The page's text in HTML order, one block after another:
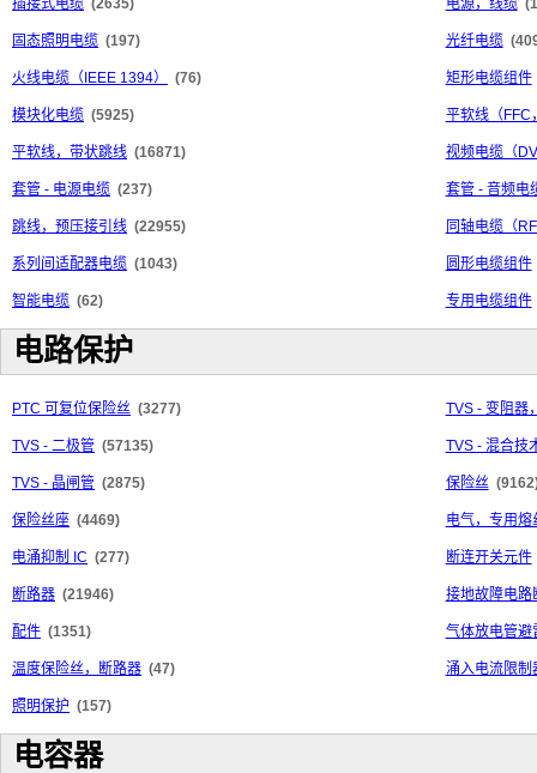
插接式电缆 (2635) 电源，线缆
固态照明电缆 (197) 光纤电缆
火线电缆（IEEE 1394） (76) 矩形电缆组件
模块化电缆 (5925) 平软线（FFC
平软线，带状跳线 (16871) 视频电缆（
套管 - 电源电缆 (237) 套管 - 音频电
跳线，预压接引线 (22955) 同轴电缆（
系列间适配器电缆 (1043) 圆形电缆组件
智能电缆 (62) 专用电缆组件
电路保护
PTC 可复位保险丝 (3277) TVS - 变阻器
TVS - 二极管 (57135) TVS - 混合技
TVS - 晶闸管 (2875) 保险丝
保险丝座 (4469) 电气，专用熔
电涌抑制 IC (277) 断连开关元件
断路器 (21946) 接地故障电路
配件 (1351) 气体放电管避
温度保险丝，断路器 (47) 涌入电流限制
照明保护 (157)
电容器